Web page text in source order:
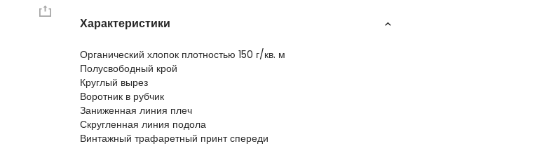
Характеристики
Органический хлопок плотностью 150 г/кв. м
Полусвободный крой
Круглый вырез
Воротник в рубчик
Заниженная линия плеч
Скругленная линия подола
Винтажный трафаретный принт спереди